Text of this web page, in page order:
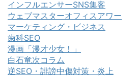
インフルエンサーSNS集客
ウェブマスターオフィスアワー
マーケティング・ビジネス
歯科SEO
漫画「漫才少女！」
白石竜次コラム
逆SEO・誹謗中傷対策・炎上